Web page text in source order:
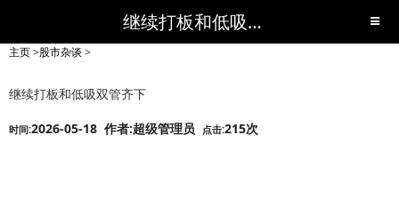
继续打板和低吸双管齐下-股市杂谈-短线黑马,短线股票,短线炒股,实战,荐股,操盘,超级短线,令人叹为观止的短线炒股!-超级短线
主页>股市杂谈 >
继续打板和低吸双管齐下
时间:2026-05-18 作者:超级管理员 点击:215次